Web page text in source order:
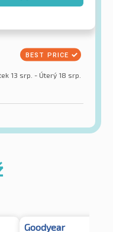
13 srp. - Úterý 18 srp.
Goodyear